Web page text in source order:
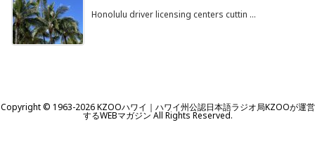
Honolulu driver licensing centers cuttin ...
Copyright © 1963-2026KZOOハワイ｜ハワイ州公認日本語ラジオ局KZOOが運営
するWEBマガジンAll Rights Reserved.